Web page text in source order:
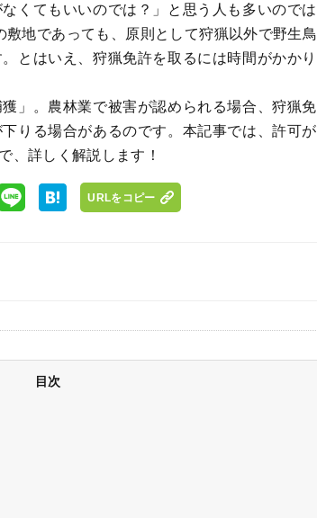
くてもいいのでは？」と思う人も多いので
地であっても、原則として狩猟以外で野生
とはいえ、狩猟免許を取るには時間がかか
」。農林業で被害が認められる場合、狩猟
りる場合があるのです。本記事では、許可が
、詳しく解説します！
URLをコピー
目次